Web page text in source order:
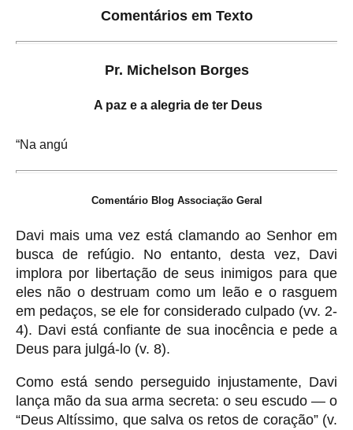
Comentários em Texto
Pr. Michelson Borges
A paz e a alegria de ter Deus
“Na angú
Comentário Blog Associação Geral
Davi mais uma vez está clamando ao Senhor em
busca de refúgio. No entanto, desta vez, Davi
implora por libertação de seus inimigos para que
eles não o destruam como um leão e o rasguem
em pedaços, se ele for considerado culpado (vv. 2-
4). Davi está confiante de sua inocência e pede a
Deus para julgá-lo (v. 8).
Como está sendo perseguido injustamente, Davi
lança mão da sua arma secreta: o seu escudo — o
“Deus Altíssimo, que salva os retos de coração” (v.